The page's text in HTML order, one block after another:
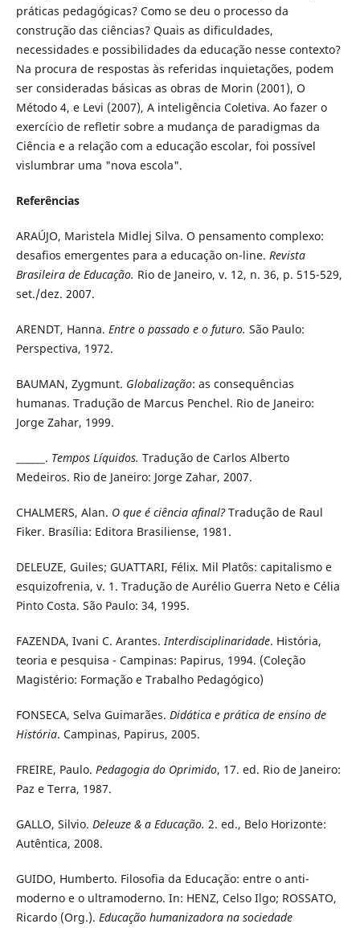
práticas pedagógicas? Como se deu o processo da
construção das ciências? Quais as dificuldades,
necessidades e possibilidades da educação nesse contexto?
Na procura de respostas às referidas inquietações, podem
ser consideradas básicas as obras de Morin (2001), O
Método 4, e Levi (2007), A inteligência Coletiva. Ao fazer o
exercício de refletir sobre a mudança de paradigmas da
Ciência e a relação com a educação escolar, foi possível
vislumbrar uma "nova escola".
Referências
ARAÚJO, Maristela Midlej Silva. O pensamento complexo:
desafios emergentes para a educação on-line. Revista
Brasileira de Educação. Rio de Janeiro, v. 12, n. 36, p. 515-529,
set./dez. 2007.
ARENDT, Hanna. Entre o passado e o futuro. São Paulo:
Perspectiva, 1972.
BAUMAN, Zygmunt. Globalização: as consequências
humanas. Tradução de Marcus Penchel. Rio de Janeiro:
Jorge Zahar, 1999.
______. Tempos Líquidos. Tradução de Carlos Alberto
Medeiros. Rio de Janeiro: Jorge Zahar, 2007.
CHALMERS, Alan. O que é ciência afinal?Tradução de Raul
Fiker. Brasília: Editora Brasiliense, 1981.
DELEUZE, Guiles; GUATTARI, Félix. Mil Platôs: capitalismo e
esquizofrenia, v. 1. Tradução de Aurélio Guerra Neto e Célia
Pinto Costa. São Paulo: 34, 1995.
FAZENDA, Ivani C. Arantes.Interdisciplinaridade. História,
teoria e pesquisa - Campinas: Papirus, 1994. (Coleção
Magistério: Formação e Trabalho Pedagógico)
FONSECA, Selva Guimarães. Didática e prática de ensino de
História. Campinas, Papirus, 2005.
FREIRE, Paulo. Pedagogia do Oprimido, 17. ed. Rio de Janeiro:
Paz e Terra, 1987.
GALLO, Silvio. Deleuze & a Educação. 2. ed., Belo Horizonte:
Autêntica, 2008.
GUIDO, Humberto. Filosofia da Educação: entre o anti-
moderno e o ultramoderno. In: HENZ, Celso Ilgo; ROSSATO,
Ricardo (Org.). Educação humanizadora na sociedade